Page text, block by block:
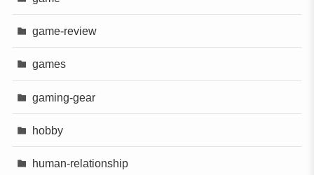
game-review
games
gaming-gear
hobby
human-relationship